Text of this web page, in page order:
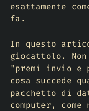
esattamente
fa.
In questo
giocattolo.
"premi invio e
cosa succede
pacchetto di
computer,